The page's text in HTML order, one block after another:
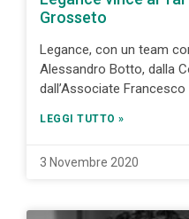
Grosseto
Legance, con un team
Alessandro Botto, dalla
dall’Associate
LEGGI TUTTO »
3 Novembre 2020